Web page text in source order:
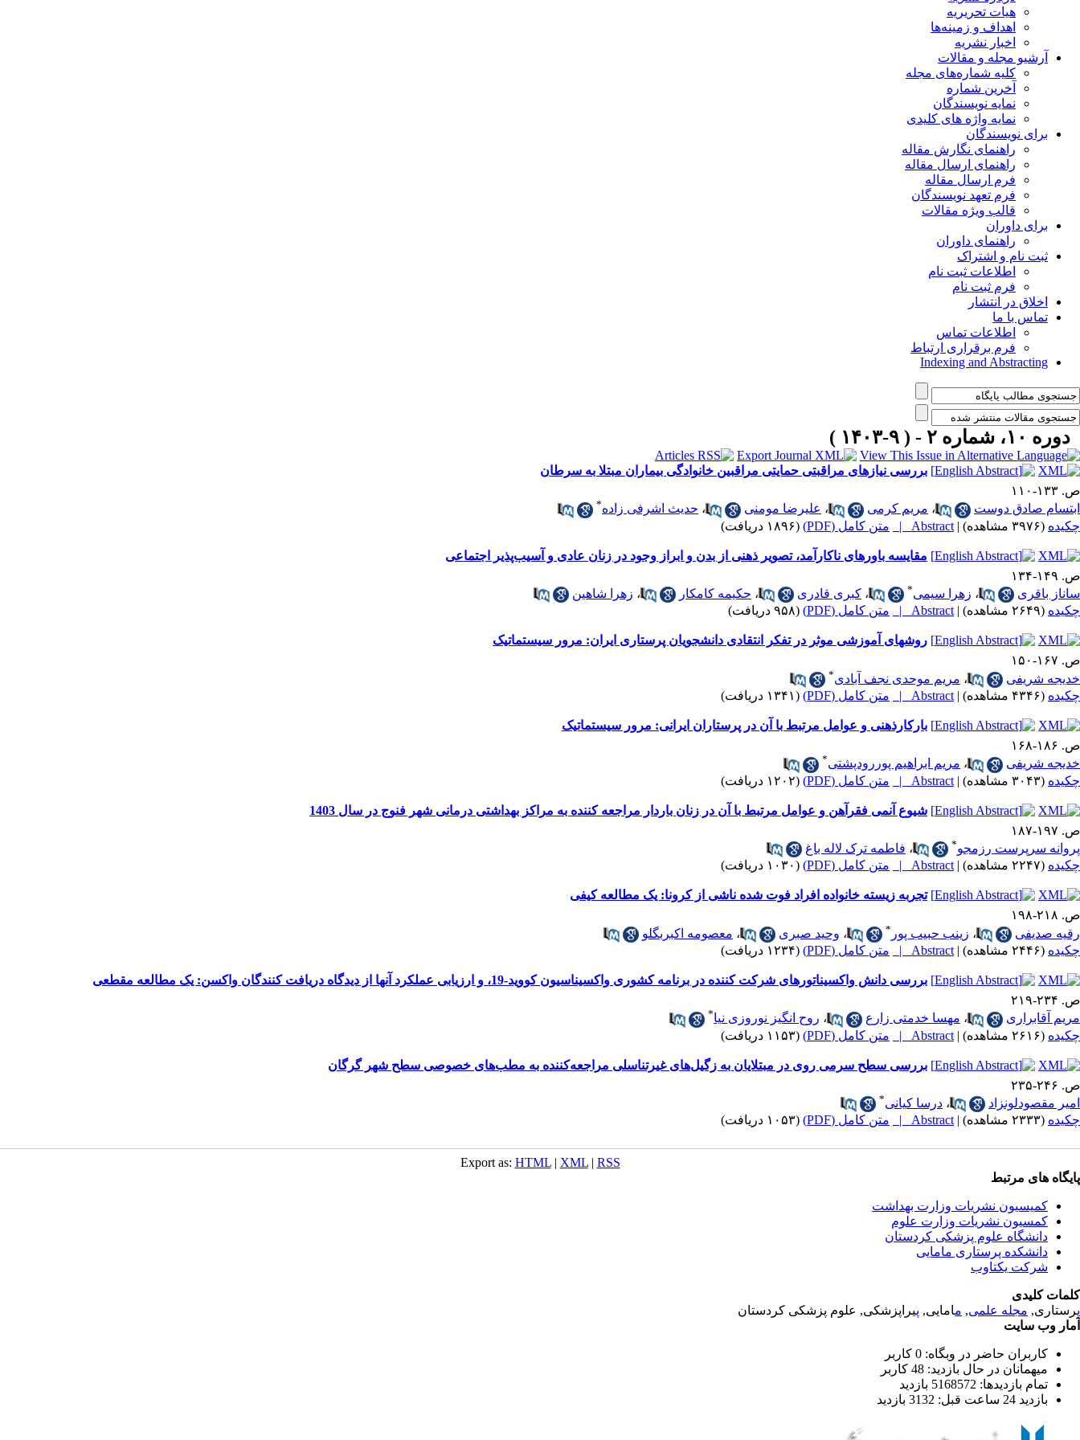
هیات تحریریه
اهداف و زمینه‌ها
اخبار نشریه
آرشیو مجله و مقالات
کلیه شماره‌های مجله
آخرین شماره
نمایه نویسندگان
نمایه واژه های کلیدی
برای نویسندگان
راهنمای نگارش مقاله
راهنمای ارسال مقاله
فرم ارسال مقاله
فرم تعهد نویسندگان
قالب ویژه مقالات
برای داوران
راهنمای داوران
ثبت نام و اشتراک
اطلاعات ثبت نام
فرم ثبت نام
اخلاق در انتشار
تماس با ما
اطلاعات تماس
فرم برقراری ارتباط
Indexing and Abstracting
دوره ۱۰، شماره ۲ - ( ۹-۱۴۰۳ )
بررسی نیازهای مراقبتی حمایتی مراقبین خانوادگی بیماران مبتلا به سرطان
ص. ۱۳۳-۱۱۰
ابتسام صادق دوست
، مریم کرمی ، علیرضا مومنی ، حدیث اشرفی زاده*
چکیده (۳۹۷۶ مشاهده) |
Abstract | متن کامل (PDF) (۱۸۹۶ دریافت)
مقایسه باورهای ناکارآمد، تصویر ذهنی از بدن و ابراز وجود در زنان عادی و آسیب‌پذیر اجتماعی
ص. ۱۴۹-۱۳۴
ساناز باقری
، زهرا سیمی* ، کبری قادری ، حکیمه کامکار ، زهرا شاهین
چکیده (۲۶۴۹ مشاهده) |
Abstract | متن کامل (PDF) (۹۵۸ دریافت)
روشهای آموزشی موثر در تفکر انتقادی دانشجویان پرستاری ایران: مرور سیستماتیک
ص. ۱۶۷-۱۵۰
خدیجه شریفی
، مریم موحدی نجف آبادی*
چکیده (۴۳۴۶ مشاهده) |
Abstract | متن کامل (PDF) (۱۳۴۱ دریافت)
بارکارذهنی و عوامل مرتبط با آن در پرستاران ایرانی: مرور سیستماتیک
ص. ۱۸۶-۱۶۸
خدیجه شریفی
، مریم ابراهیم پوررودپشتی*
چکیده (۳۰۴۳ مشاهده) |
Abstract | متن کامل (PDF) (۱۲۰۲ دریافت)
شیوع آنمی فقرآهن و عوامل مرتبط با آن در زنان باردار مراجعه کننده به مراکز بهداشتی درمانی شهر فنوج در سال 1403
ص. ۱۹۷-۱۸۷
پروانه سرپرست رزمجو* ، فاطمه ترک لاله باغ
چکیده (۲۲۴۷ مشاهده) |
Abstract | متن کامل (PDF) (۱۰۳۰ دریافت)
تجربه زیسته خانواده افراد فوت شده ناشی از کرونا: یک مطالعه کیفی
ص. ۲۱۸-۱۹۸
رقیه صدیفی
، زینب حبیب پور * ، وحید صبری ، معصومه اکبربگلو
چکیده (۲۴۴۶ مشاهده) |
Abstract | متن کامل (PDF) (۱۲۳۴ دریافت)
بررسی دانش واکسیناتورهای شرکت کننده در برنامه کشوری واکسیناسیون کووید-19، و ارزیابی عملکرد آنها از دیدگاه دریافت کنندگان واکسن: یک مطالعه مقطعی
ص. ۲۳۴-۲۱۹
مریم آقابراری
، مهسا خدمتی زارع ، روح انگیز نوروزی نیا*
چکیده (۲۶۱۶ مشاهده) |
Abstract | متن کامل (PDF) (۱۱۵۳ دریافت)
بررسی سطح سرمی روی در مبتلایان به زگیل‌های غیرتناسلی مراجعه‌کننده به مطب‌های خصوصی سطح شهر گرگان
ص. ۲۴۶-۲۳۵
امیر مقصودلونزاد
، درسا کیانی*
چکیده (۲۳۳۳ مشاهده) |
Abstract | متن کامل (PDF) (۱۰۵۳ دریافت)
Export as: HTML| XML| RSS
پایگاه های مرتبط
کمیسیون نشریات وزارت بهداشت
کمسیون نشریات وزارت علوم
دانشگاه علوم پزشکی کردستان
دانشکده پرستاری مامایی
شرکت یکتاوب
کلمات کلیدی
پرستاری, مجله علمی, مامایی, پیراپزشکی, علوم پزشکی کردستان
آمار وب سایت
کاربران حاضر در وبگاه: 0 کاربر
میهمانان در حال بازدید: 48 کاربر
تمام بازدید‌ها: 5168572 بازدید
بازدید 24 ساعت قبل: 3132 بازدید